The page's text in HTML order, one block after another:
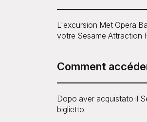
L'excursion Met Opera
votre Sesame Attraction
Comment
Dopo aver acquistato il
biglietto.